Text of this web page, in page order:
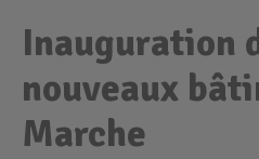
Inauguration
nouveaux
Marche